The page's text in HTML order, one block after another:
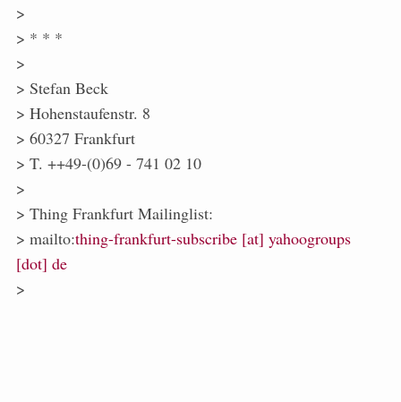
>
> * * *
>
> Stefan Beck
> Hohenstaufenstr. 8
> 60327 Frankfurt
> T. ++49-(0)69 - 741 02 10
>
> Thing Frankfurt Mailinglist:
> mailto:thing-frankfurt-subscribe [at] yahoogroups
[dot] de
>